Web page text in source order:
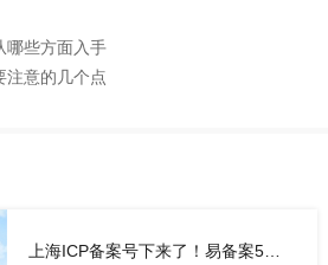
哪些方面入手
注意的几个点